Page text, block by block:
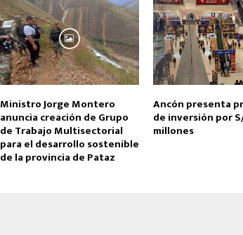
Ministro Jorge Montero
anuncia creación de Grupo
de Trabajo Multisectorial
para el desarrollo sostenible
de la provincia de Pataz
Ancón presenta
de inversión por
millones